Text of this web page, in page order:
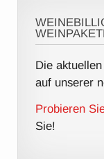
Die
auf unserer
Probieren
Sie!